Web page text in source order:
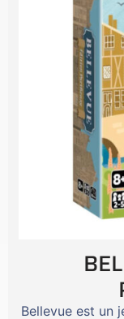
Bellevue est un